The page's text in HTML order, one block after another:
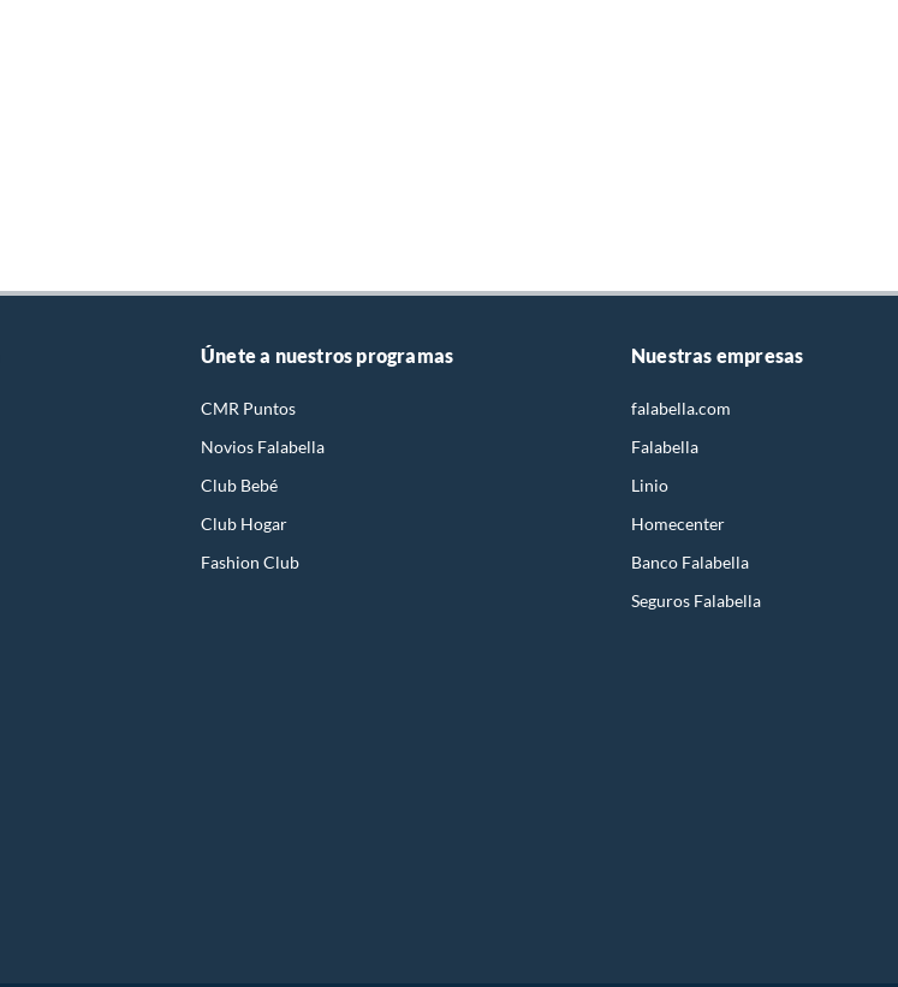
Únete a nuestros programas
CMR Puntos
Novios Falabella
Club Bebé
Club Hogar
Fashion Club
Nuestras empresas
falabella.com
Falabella
Linio
Homecenter
Banco Falabella
Seguros Falabella